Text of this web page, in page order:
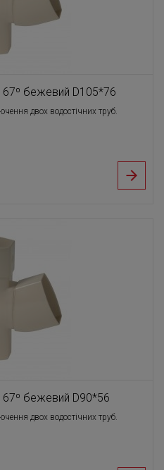
67⁰ бежевий D105*76
двох водостічних труб.
67⁰ бежевий D90*56
двох водостічних труб.